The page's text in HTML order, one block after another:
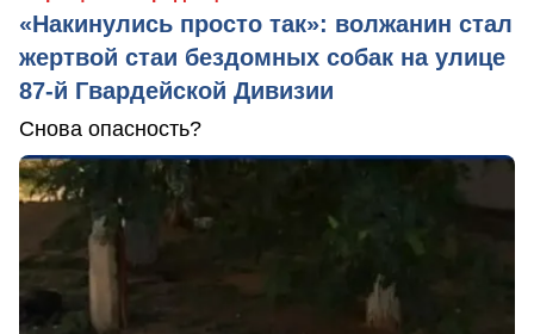
«Накинулись просто так»: волжанин стал
жертвой стаи бездомных собак на улице
87-й Гвардейской Дивизии
Снова опасность?